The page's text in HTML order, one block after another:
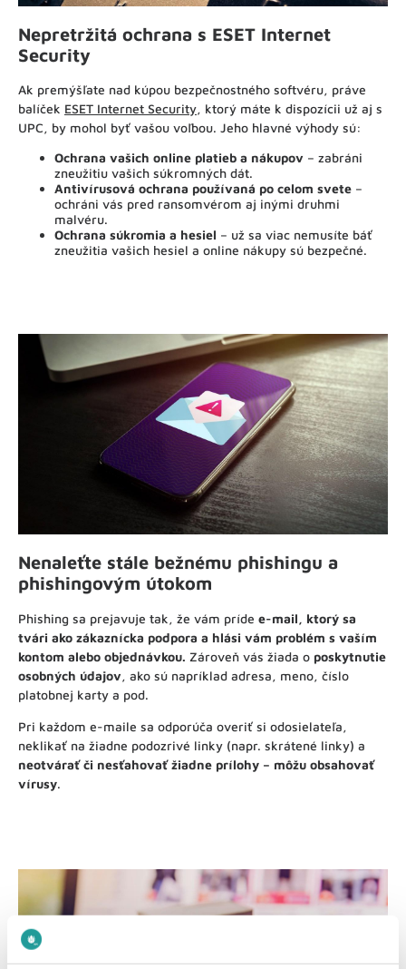
Nepretržitá ochrana s ESET Internet
Security
Ak premýšľate nad kúpou bezpečnostného softvéru, práve
balíček ESET Internet Security, ktorý máte k dispozícii už aj s
UPC, by mohol byť vašou voľbou. Jeho hlavné výhody sú:
Ochrana vašich online platieb a nákupov – zabráni
zneužitiu vašich súkromných dát.
Antivírusová ochrana používaná po celom svete –
ochráni vás pred ransomvérom aj inými druhmi
malvéru.
Ochrana súkromia a hesiel – už sa viac nemusíte báť
zneužitia vašich hesiel a online nákupy sú bezpečné.
Nenaleťte stále bežnému phishingu a
phishingovým útokom
Phishing sa prejavuje tak, že vám príde e-mail, ktorý sa
tvári ako zákaznícka podpora a hlási vám problém s vaším
kontom alebo objednávkou. Zároveň vás žiada o poskytnutie
osobných údajov, ako sú napríklad adresa, meno, číslo
platobnej karty a pod.
Pri každom e-maile sa odporúča overiť si odosielateľa,
neklikať na žiadne podozrivé linky (napr. skrátené linky) a
neotvárať či nesťahovať žiadne prílohy – môžu obsahovať
vírusy.